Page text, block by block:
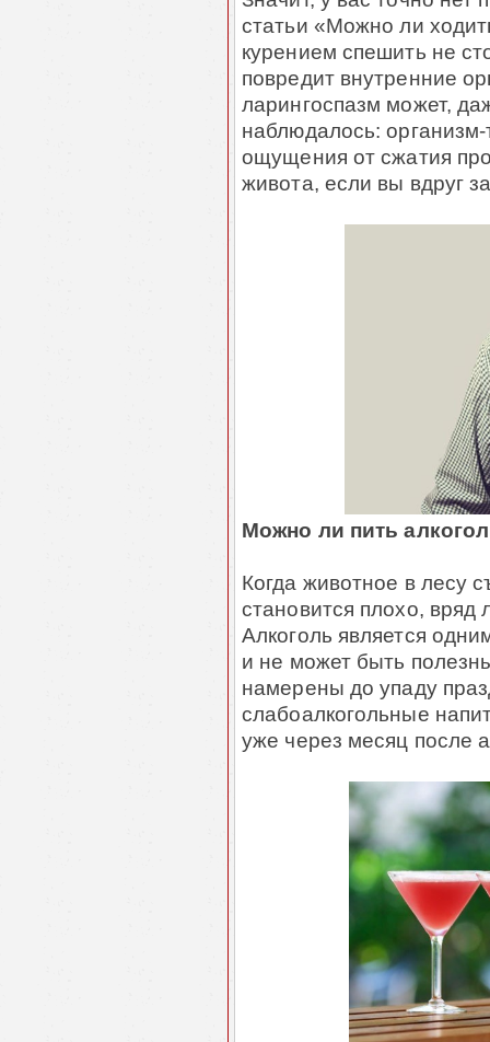
статьи «Можно ли
курением спешить не
повредит внутренние
ларингоспазм может,
наблюдалось:
ощущения от сжатия
живота, если вы вдруг
Можно ли пить
Когда животное в лесу
становится плохо, вряд
Алкоголь является
и не может быть
намерены до упаду
слабоалкогольные
уже через месяц после